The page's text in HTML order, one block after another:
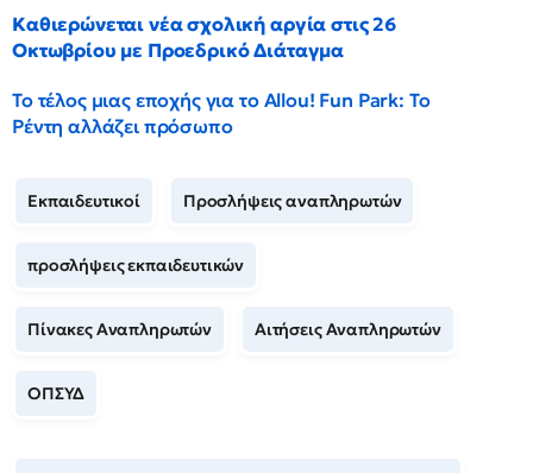
Καθιερώνεται νέα σχολική αργία στις 26
Οκτωβρίου με Προεδρικό Διάταγμα
Το τέλος μιας εποχής για το Allou! Fun Park: Το
Ρέντη αλλάζει πρόσωπο
Εκπαιδευτικοί Προσλήψεις αναπληρωτών
προσλήψεις εκπαιδευτικών
Πίνακες Αναπληρωτών Αιτήσεις Αναπληρωτών
ΟΠΣΥΔ